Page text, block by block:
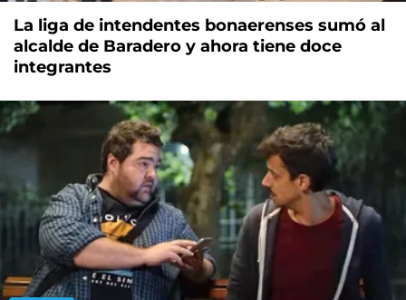
La liga de intendentes bonaerenses sumó al
alcalde de Baradero y ahora tiene doce
integrantes